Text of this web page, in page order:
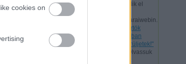
cookies on
mennybemenetelével kezdődik el
Pünkösd böjtje!
www.garainyh.hu/garainyh/garaiwebin.
- Csütörtök
[2024.05.09.] "Örüljetek az Úrban
mindenkor! Ismét mondom: örüljetek!"
Nagyheti ajánlat! Olvassuk